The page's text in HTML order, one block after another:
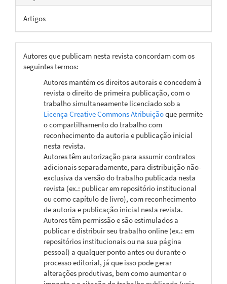
Artigos
Autores que publicam nesta revista concordam com os
seguintes termos:
Autores mantém os direitos autorais e concedem à
revista o direito de primeira publicação, com o
trabalho simultaneamente licenciado sob a
Licença Creative Commons Atribuiçãoque permite
o compartilhamento do trabalho com
reconhecimento da autoria e publicação inicial
nesta revista.
Autores têm autorização para assumir contratos
adicionais separadamente, para distribuição não-
exclusiva da versão do trabalho publicada nesta
revista (ex.: publicar em repositório institucional
ou como capítulo de livro), com reconhecimento
de autoria e publicação inicial nesta revista.
Autores têm permissão e são estimulados a
publicar e distribuir seu trabalho online (ex.: em
repositórios institucionais ou na sua página
pessoal) a qualquer ponto antes ou durante o
processo editorial, já que isso pode gerar
alterações produtivas, bem como aumentar o